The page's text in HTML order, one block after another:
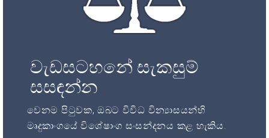
වැඩසටහනේ සැකසුම්
සසඳන්න
වෙනම පිටුවක, ඔබට විවිධ වින්‍යාසයන්හි
මෘදුකාංගයේ විශේෂාංග සංසන්දනය කළ හැකිය.